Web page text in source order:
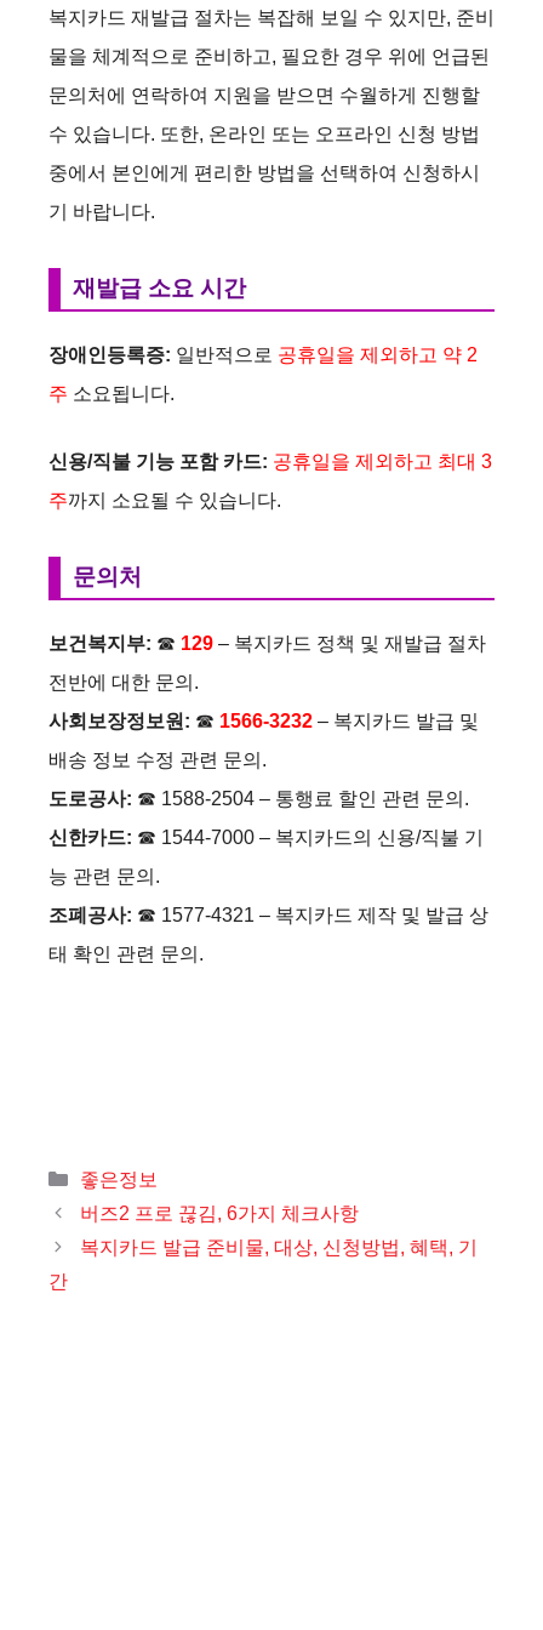
복지카드 재발급 절차는 복잡해 보일 수 있지만, 준비
물을 체계적으로 준비하고, 필요한 경우 위에 언급된
문의처에 연락하여 지원을 받으면 수월하게 진행할
수 있습니다. 또한, 온라인 또는 오프라인 신청 방법
중에서 본인에게 편리한 방법을 선택하여 신청하시
기 바랍니다.
재발급 소요 시간
장애인등록증: 일반적으로 공휴일을 제외하고 약 2
주 소요됩니다.
신용/직불 기능 포함 카드: 공휴일을 제외하고 최대 3
주까지 소요될 수 있습니다.
문의처
보건복지부: ☎ 129 – 복지카드 정책 및 재발급 절차
전반에 대한 문의.
사회보장정보원: ☎ 1566-3232 – 복지카드 발급 및
배송 정보 수정 관련 문의.
도로공사: ☎ 1588-2504 – 통행료 할인 관련 문의.
신한카드: ☎ 1544-7000 – 복지카드의 신용/직불 기
능 관련 문의.
조폐공사: ☎ 1577-4321 – 복지카드 제작 및 발급 상
태 확인 관련 문의.
카
테
리
좋은정보
버즈2 프로 끊김, 6가지 체크사항
복지카드 발급 준비물, 대상, 신청방법, 혜택, 기
간